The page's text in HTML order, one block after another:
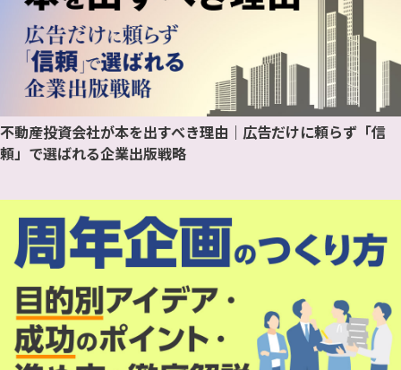
不動産投資会社が本を出すべき理由｜広告だけに頼らず「信
頼」で選ばれる企業出版戦略